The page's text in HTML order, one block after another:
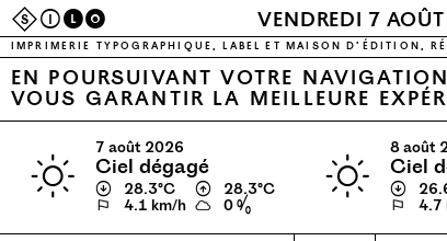
SILO VENDREDI 7
IMPRIMERIE TYPOGRAPHIQUE, LABEL ET MAISON D’ÉDITION,
EN POURSUIVANT VOTRE
VOUS GARANTIR LA MEILLEURE
7 août 2026
ciel dégagé
↓ 28.3℃ ↑
28.3℃
⚐
4.1 km/h 0 %
8 août
ciel
↓
⚐
4.7